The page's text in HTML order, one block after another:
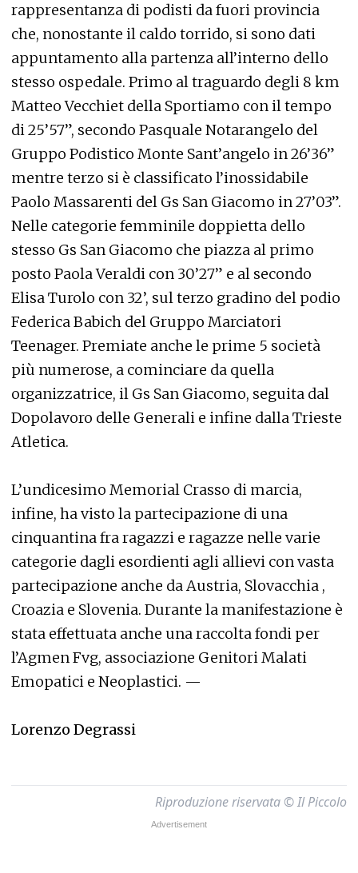
rappresentanza di podisti da fuori provincia
che, nonostante il caldo torrido, si sono dati
appuntamento alla partenza all’interno dello
stesso ospedale. Primo al traguardo degli 8 km
Matteo Vecchiet della Sportiamo con il tempo
di 25’57”, secondo Pasquale Notarangelo del
Gruppo Podistico Monte Sant’angelo in 26’36”
mentre terzo si è classificato l’inossidabile
Paolo Massarenti del Gs San Giacomo in 27’03”.
Nelle categorie femminile doppietta dello
stesso Gs San Giacomo che piazza al primo
posto Paola Veraldi con 30’27” e al secondo
Elisa Turolo con 32’, sul terzo gradino del podio
Federica Babich del Gruppo Marciatori
Teenager. Premiate anche le prime 5 società
più numerose, a cominciare da quella
organizzatrice, il Gs San Giacomo, seguita dal
Dopolavoro delle Generali e infine dalla Trieste
Atletica.
L’undicesimo Memorial Crasso di marcia,
infine, ha visto la partecipazione di una
cinquantina fra ragazzi e ragazze nelle varie
categorie dagli esordienti agli allievi con vasta
partecipazione anche da Austria, Slovacchia ,
Croazia e Slovenia. Durante la manifestazione è
stata effettuata anche una raccolta fondi per
l’Agmen Fvg, associazione Genitori Malati
Emopatici e Neoplastici. —
Lorenzo Degrassi
Riproduzione riservata © Il Piccolo